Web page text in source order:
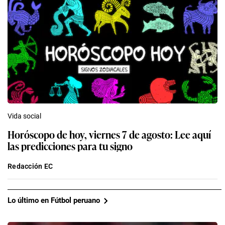
Vida social
Horóscopo de hoy, viernes 7 de agosto: Lee aquí
las predicciones para tu signo
Redacción EC
Lo último en Fútbol peruano